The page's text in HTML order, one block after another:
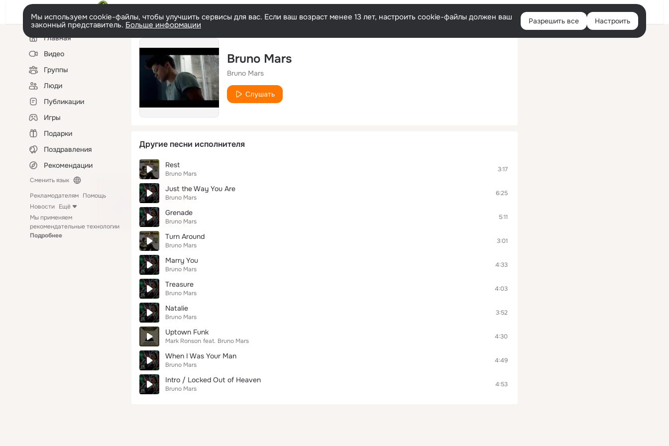
Войти
Мы используем cookie-файлы, чтобы улучшить сервисы для вас. Если ваш возраст менее 13 лет, настроить cookie-файлы должен ваш
законный представитель. Больше информации Разрешить все Настроить
Левая
колонкаГлавная
Видео
Группы
Люди
Публикации
Игры
Подарки
Поздравления
Рекомендации
Сменить язык
Рекламодателям Помощь
Новости Ещё
Мы применяем
рекомендательные технологии
Подробнее
Bruno Mars
Bruno Mars
Слушать
Другие песни исполнителя
Rest
Bruno Mars
3:17
Just the Way You Are
Bruno Mars
6:25
Grenade
Bruno Mars
5:11
Turn Around
Bruno Mars
3:01
Marry You
Bruno Mars
4:33
Treasure
Bruno Mars
4:03
Natalie
Bruno Mars
3:52
Uptown Funk
Mark Ronson feat. Bruno Mars
4:30
When I Was Your Man
Bruno Mars
4:49
Intro / Locked Out of Heaven
Bruno Mars
4:53